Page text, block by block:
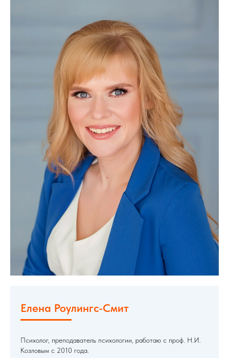
Елена Роулингс-Смит
Психолог, преподаватель психологии, работаю с проф. Н.И.
Козловым с 2010 года.